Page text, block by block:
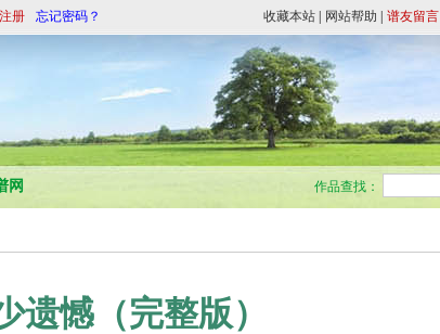
册 忘记密码？ 收藏本站 网站帮助 谱友留言
作品查找：
网
遗憾（完整版）